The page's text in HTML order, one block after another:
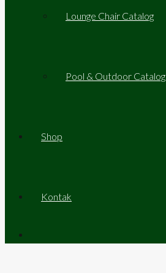
Lounge Chair Catalog
Pool & Outdoor Catalog
Shop
Kontak